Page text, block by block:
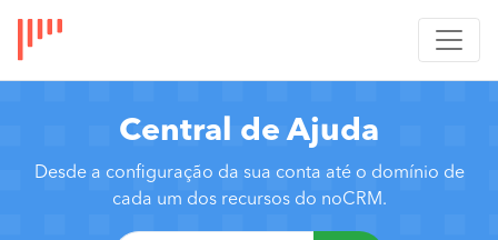
Central de Ajuda
Desde a configuração da sua conta até o domínio de
cada um dos recursos do noCRM.